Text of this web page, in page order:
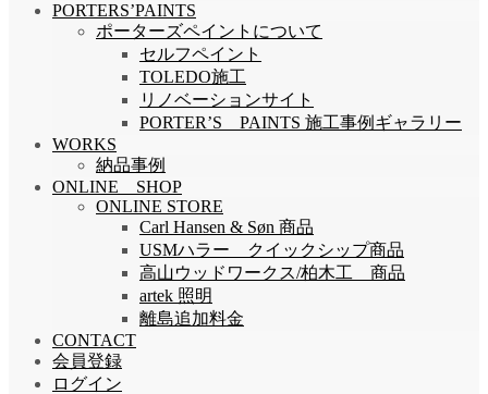
PORTERS’PAINTS
ポーターズペイントについて
セルフペイント
TOLEDO施工
リノベーションサイト
PORTER’S PAINTS 施工事例ギャラリー
WORKS
納品事例
ONLINE SHOP
ONLINE STORE
Carl Hansen & Søn 商品
USMハラー クイックシップ商品
高山ウッドワークス/柏木工 商品
artek 照明
離島追加料金
CONTACT
会員登録
ログイン